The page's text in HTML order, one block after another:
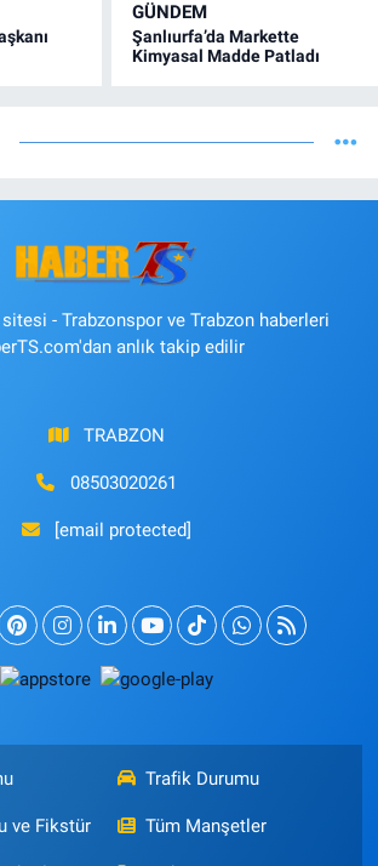
GÜNDEM
Şanlıurfa’da Markette
Kimyasal Madde Patladı
- Trabzonspor ve Trabzon haberleri
anlık takip edilir
TRABZON
08503020261
[email protected]
Trafik Durumu
ve Fikstür Tüm Manşetler